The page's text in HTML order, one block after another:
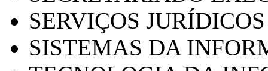
SERVIÇOS
SISTEMAS DA